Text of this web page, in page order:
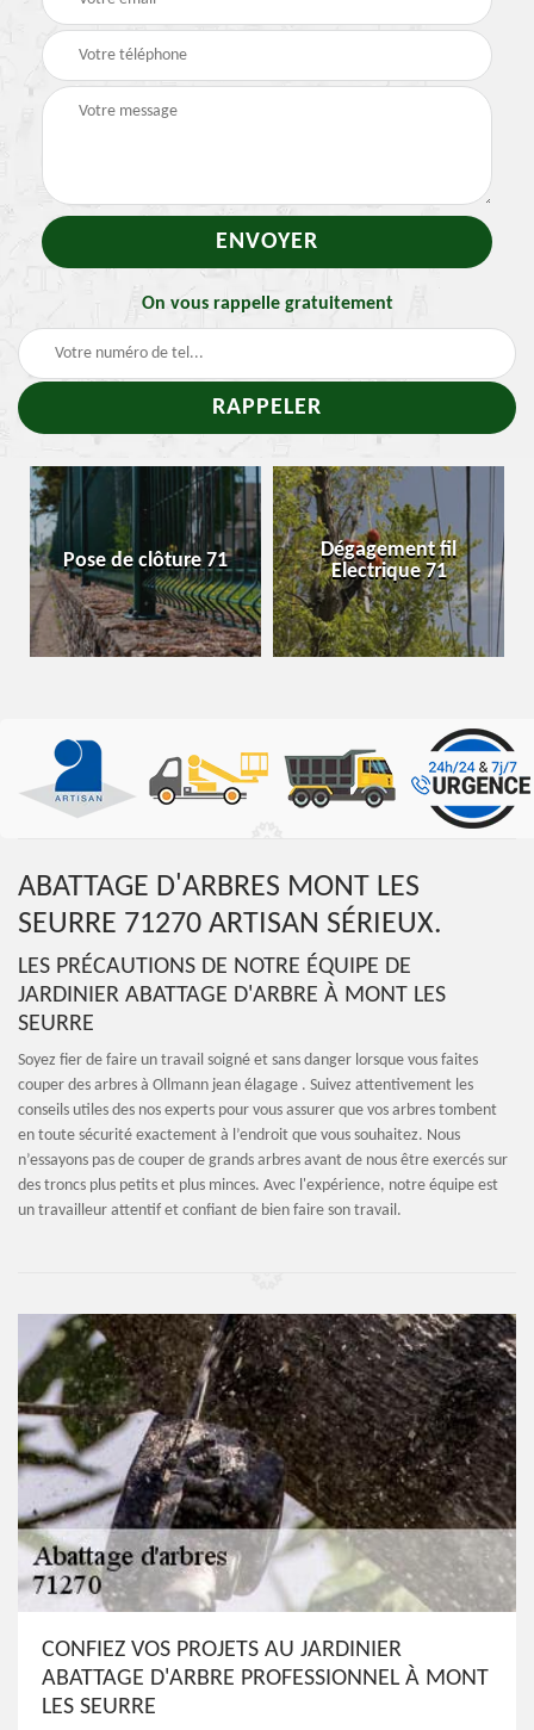
On vous rappelle gratuitement
Pose de clôture 71
Dégagement fil
Electrique 71
ABATTAGE D'ARBRES MONT LES
SEURRE 71270 ARTISAN SÉRIEUX.
LES PRÉCAUTIONS DE NOTRE ÉQUIPE DE
JARDINIER ABATTAGE D'ARBRE À MONT LES
SEURRE
Soyez fier de faire un travail soigné et sans danger lorsque vous faites
couper des arbres à Ollmann jean élagage . Suivez attentivement les
conseils utiles des nos experts pour vous assurer que vos arbres tombent
en toute sécurité exactement à l’endroit que vous souhaitez. Nous
n’essayons pas de couper de grands arbres avant de nous être exercés sur
des troncs plus petits et plus minces. Avec l'expérience, notre équipe est
un travailleur attentif et confiant de bien faire son travail.
CONFIEZ VOS PROJETS AU JARDINIER
ABATTAGE D'ARBRE PROFESSIONNEL À MONT
LES SEURRE